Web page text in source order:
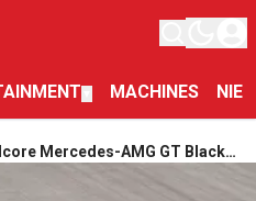
MACHINES
Mercedes-AMG GT Black